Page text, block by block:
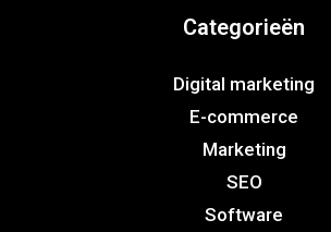
Categorieën
Digital marketing
E-commerce
Marketing
SEO
Software